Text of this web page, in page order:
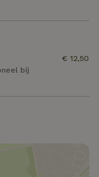
is zeker de moeite
bij
€ 12,50